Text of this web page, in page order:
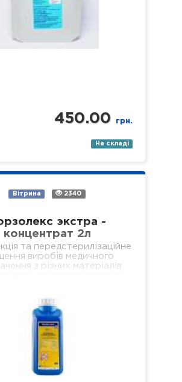
450.00 грн.
На складі
Вітрина 2340
экстра -
концентрат 2л
та передстерилізаційне
виробів медичного
з різних матеріалів
(в т.ч. ендодонтичні
та обертові з…